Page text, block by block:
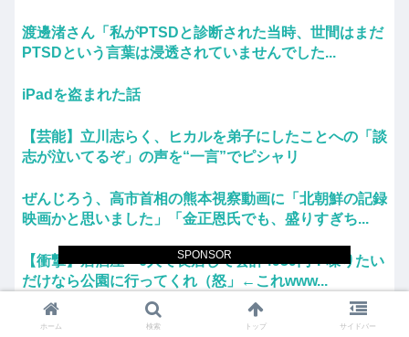
SPONSOR
渡邊渚さん「私がPTSDと診断された当時、世間はまだ
PTSDという言葉は浸透されていませんでした...
iPadを盗まれた話
【芸能】立川志らく、ヒカルを弟子にしたことへの「談
志が泣いてるぞ」の声を“一言”でピシャリ
ぜんじろう、高市首相の熊本視察動画に「北朝鮮の記録
映画かと思いました」「金正恩氏でも、盛りすぎち...
【衝撃】居酒屋「6人で長居して会計4939円！喋りたい
だけなら公園に行ってくれ（怒」←これwww...
【画像】朝倉未来の元カノ、エ口すぎる
ホーム 検索 トップ サイドバー